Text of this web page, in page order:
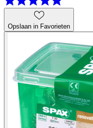
Opslaan in Favorieten